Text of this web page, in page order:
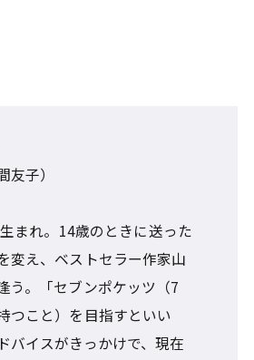
友子）
まれ。14歳のときに送った
変え、ベストセラー作家山
う。「セブンポケッツ（7
つこと）を目指すといい
バイスがきっかけで、現在